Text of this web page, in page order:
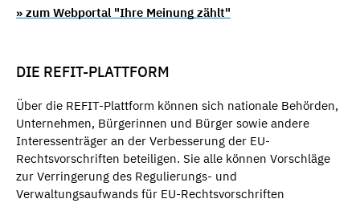
» zum Webportal "Ihre Meinung zählt"
DIE REFIT-PLATTFORM
Über die REFIT-Plattform können sich nationale Behörden,
Unternehmen, Bürgerinnen und Bürger sowie andere
Interessenträger an der Verbesserung der EU-
Rechtsvorschriften beteiligen. Sie alle können Vorschläge
zur Verringerung des Regulierungs- und
Verwaltungsaufwands für EU-Rechtsvorschriften